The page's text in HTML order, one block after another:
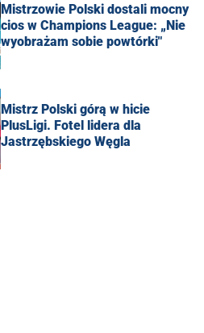
Mistrzowie Polski dostali mocny
cios w Champions League: „Nie
wyobrażam sobie powtórki"
Mistrz Polski górą w hicie
PlusLigi. Fotel lidera dla
Jastrzębskiego Węgla